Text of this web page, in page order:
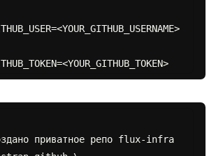
$ export GITHUB_TOKEN=<YOUR_GITHUB_TOKEN>
приватное репо flux-infra